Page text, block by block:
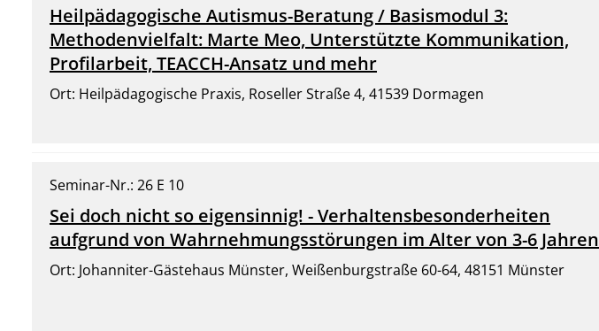
Heilpädagogische Autismus-Beratung / Basismodul 3:
Methodenvielfalt: Marte Meo, Unterstützte Kommunikation,
Profilarbeit, TEACCH-Ansatz und mehr
Ort: Heilpädagogische Praxis, Roseller Straße 4, 41539 Dormagen
Seminar-Nr.: 26 E 10
Sei doch nicht so eigensinnig! - Verhaltensbesonderheiten
aufgrund von Wahrnehmungsstörungen im Alter von 3-6 Jahren
Ort: Johanniter-Gästehaus Münster, Weißenburgstraße 60-64, 48151 Münster